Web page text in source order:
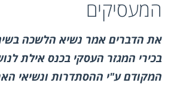
המעסיקים
את הדברים אמר נשיא הלשכה
בכירי המגזר העסקי בכנס אילת
המקודם ע"י ההסתדרות ונשיאי